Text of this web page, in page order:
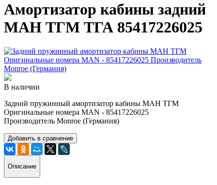
Амортизатор кабины задний
МАН ТГМ ТГА 85417226025
В наличии
Задний пружинный амортизатор кабины МАН ТГМ
Оригинальные номера MAN - 85417226025
Производитель Monroe (Германия)
Добавить в сравнение
Описание